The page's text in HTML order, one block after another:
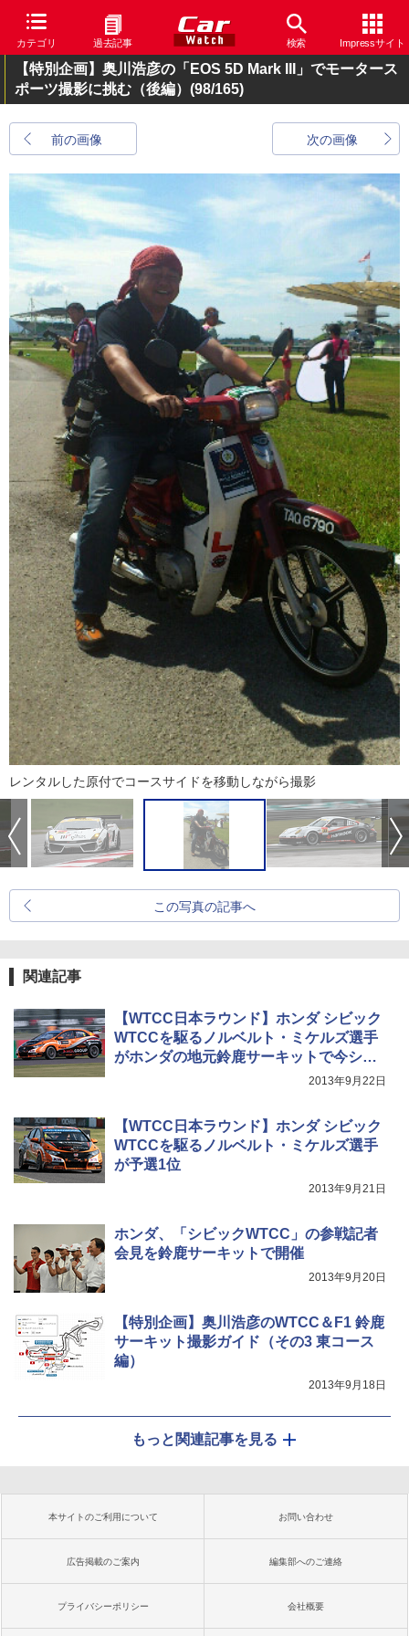
カテゴリ 過去記事 検索 Impressサイト
【特別企画】奥川浩彦の「EOS 5D Mark III」でモータース
ポーツ撮影に挑む（後編） (98/165)
前の画像 次の画像
レンタルした原付でコースサイドを移動しながら撮影
この写真の記事へ
関連記事
【WTCC日本ラウンド】ホンダ シビック
WTCCを駆るノルベルト・ミケルズ選手
がホンダの地元鈴鹿サーキットで今シー
2013年9月22日
【WTCC日本ラウンド】ホンダ シビック
WTCCを駆るノルベルト・ミケルズ選手
が予選1位
2013年9月21日
ホンダ、「シビックWTCC」の参戦記者
会見を鈴鹿サーキットで開催
2013年9月20日
【特別企画】奥川浩彦のWTCC＆F1 鈴鹿
サーキット撮影ガイド（その3 東コース
編）
2013年9月18日
もっと関連記事を見る
本サイトのご利用について お問い合わせ
広告掲載のご案内 編集部へのご連絡
プライバシーポリシー 会社概要